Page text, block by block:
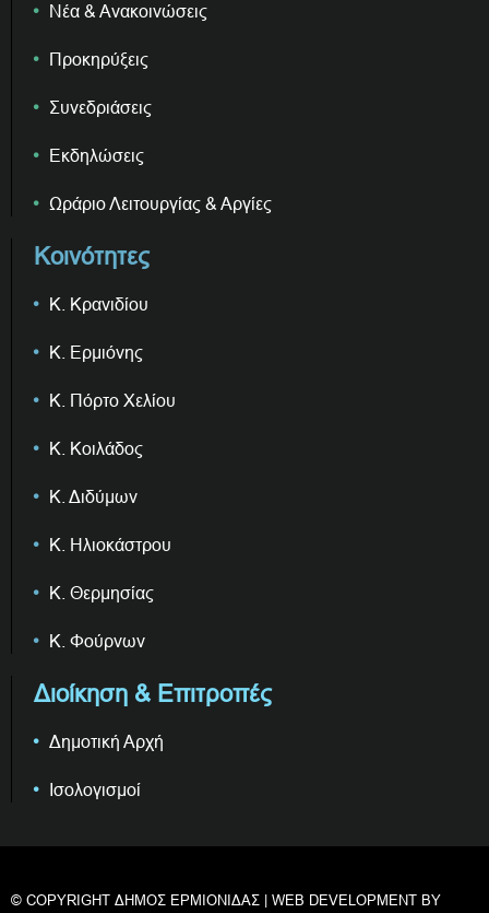
Νέα & Ανακοινώσεις
Προκηρύξεις
Συνεδριάσεις
Εκδηλώσεις
Ωράριο Λειτουργίας & Αργίες
Κοινότητες
Κ. Κρανιδίου
Κ. Ερμιόνης
Κ. Πόρτο Χελίου
Κ. Κοιλάδος
Κ. Διδύμων
Κ. Ηλιοκάστρου
Κ. Θερμησίας
Κ. Φούρνων
Διοίκηση & Επιτροπές
Δημοτική Αρχή
Ισολογισμοί
© COPYRIGHT ΔΗΜΟΣ ΕΡΜΙΟΝΙΔΑΣ | WEB DEVELOPMENT BY